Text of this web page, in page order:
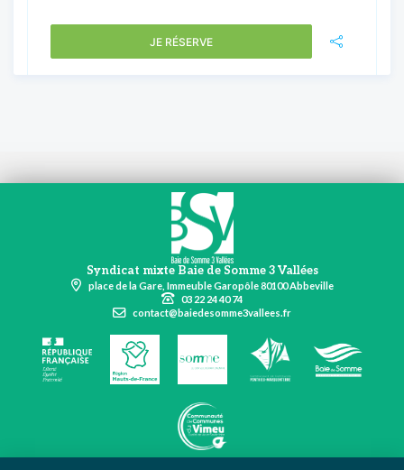
JE RÉSERVE
Syndicat mixte Baie de Somme 3 Vallées
place de la Gare, Immeuble Garopôle 80100 Abbeville
03 22 24 40 74
contact@baiedesomme3vallees.fr